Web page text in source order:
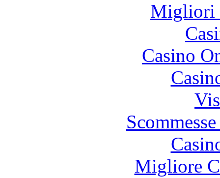
Migliori
Casino
Migliore